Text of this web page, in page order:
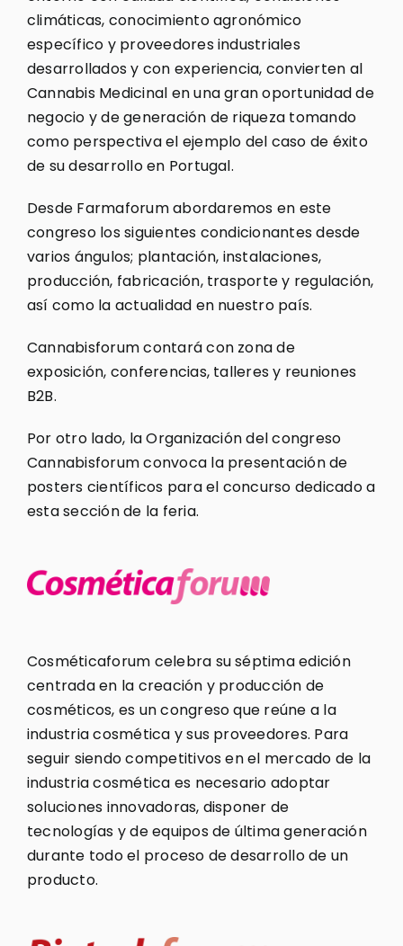
climáticas, conocimiento agronómico
específico y proveedores industriales
desarrollados y con experiencia, convierten al
Cannabis Medicinal en una gran oportunidad de
negocio y de generación de riqueza tomando
como perspectiva el ejemplo del caso de éxito
de su desarrollo en Portugal.
Desde Farmaforum abordaremos en este
congreso los siguientes condicionantes desde
varios ángulos; plantación, instalaciones,
producción, fabricación, trasporte y regulación,
así como la actualidad en nuestro país.
Cannabisforum contará con zona de
exposición, conferencias, talleres y reuniones
B2B.
Por otro lado, la Organización del congreso
Cannabisforum convoca la presentación de
posters científicos para el concurso dedicado a
esta sección de la feria.
Cosméticaforum celebra su séptima edición
centrada en la creación y producción de
cosméticos, es un congreso que reúne a la
industria cosmética y sus proveedores. Para
seguir siendo competitivos en el mercado de la
industria cosmética es necesario adoptar
soluciones innovadoras, disponer de
tecnologías y de equipos de última generación
durante todo el proceso de desarrollo de un
producto.